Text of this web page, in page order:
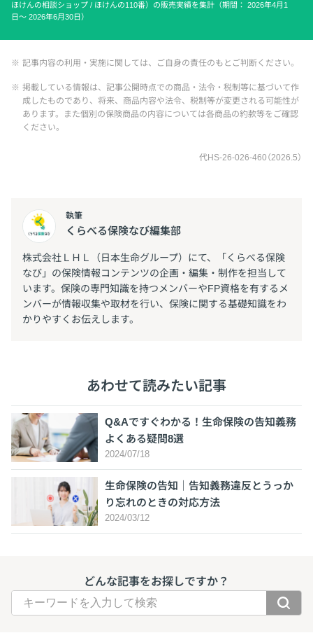
ほけんの相談ショップ / ほけんの110番）の販売実績を集計（期間： 2026年4月1
日〜 2026年6月30日）
※ 記事内容の利用・実施に関しては、ご自身の責任のもとご判断ください。
※ 掲載している情報は、記事公開時点での商品・法令・税制等に基づいて作
成したものであり、将来、商品内容や法令、税制等が変更される可能性が
あります。また個別の保険商品の内容については各商品の約款等をご確認
ください。
代HS-26-026-460（2026.5）
執筆
くらべる保険なび編集部
株式会社ＬＨＬ（日本生命グループ）にて、「くらべる保険
なび」の保険情報コンテンツの企画・編集・制作を担当して
います。保険の専門知識を持つメンバーやFP資格を有するメ
ンバーが情報収集や取材を行い、保険に関する基礎知識をわ
かりやすくお伝えします。
あわせて読みたい記事
Q&Aですぐわかる！生命保険の告知義務
よくある疑問8選
2024/07/18
生命保険の告知｜告知義務違反とうっか
り忘れのときの対応方法
2024/03/12
どんな記事をお探しですか？